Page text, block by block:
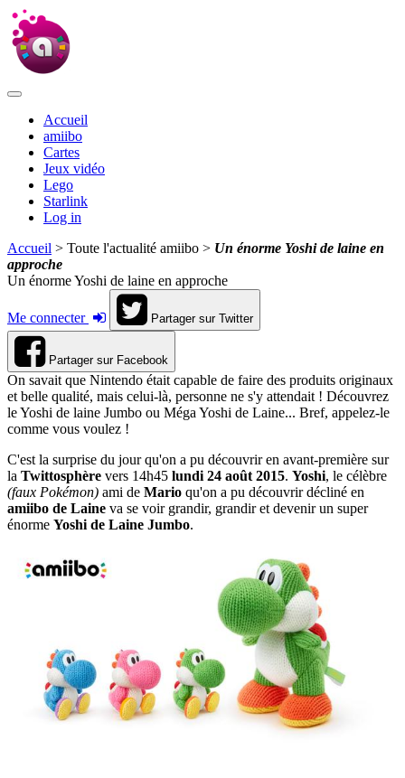
Accueil
amiibo
Cartes
Jeux vidéo
Lego
Starlink
Log in
Accueil > Toute l'actualité amiibo > Un énorme Yoshi de laine en
approche
Un énorme Yoshi de laine en approche
Me connecter Partager sur Twitter
Partager sur Facebook
On savait que Nintendo était capable de faire des produits originaux
et belle qualité, mais celui-là, personne ne s'y attendait ! Découvrez
le Yoshi de laine Jumbo ou Méga Yoshi de Laine... Bref, appelez-le
comme vous voulez !
C'est la surprise du jour qu'on a pu découvrir en avant-première sur
la Twittosphère vers 14h45 lundi 24 août 2015. Yoshi, le célèbre
(faux Pokémon) ami de Mario qu'on a pu découvrir décliné en
amiibo de Laine va se voir grandir, grandir et devenir un super
énorme Yoshi de Laine Jumbo.